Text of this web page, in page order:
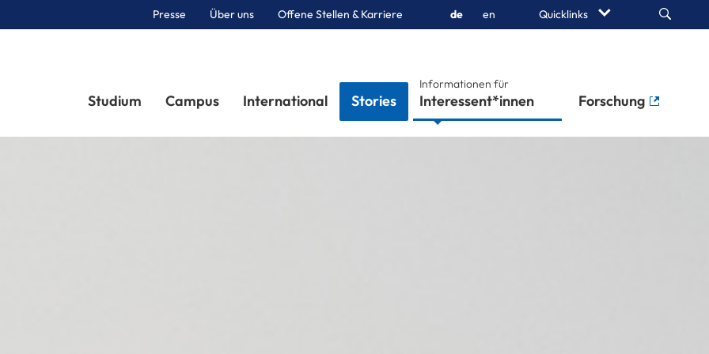
Presse Über uns Offene Stellen & Karriere de en Quicklinks Search
Studium Campus International Stories
Informationen für
Studierende Forschung